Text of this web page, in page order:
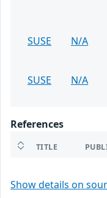
SUSE
N/A
SUSE
N/A
References
TITLE
Show details on